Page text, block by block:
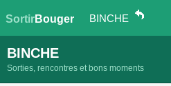
SortirBouger BINCHE
BINCHE
Sorties, rencontres et bons moments